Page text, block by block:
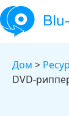
Дом >
DVD-